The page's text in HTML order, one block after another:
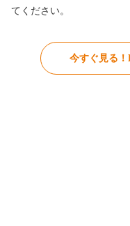
てください。
今すぐ見る